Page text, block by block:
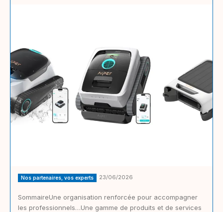
Nos partenaires, vos experts 23/06/2026
SommaireUne organisation renforcée pour accompagner
les professionnels…Une gamme de produits et de services